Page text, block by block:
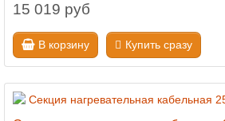
15 019 руб
В корзину Купить сразу